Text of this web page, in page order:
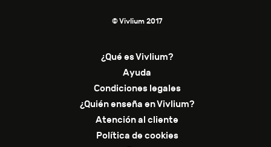
© Vivlium 2017
¿Qué es Vivlium?
Ayuda
Condiciones legales
¿Quién enseña en Vivlium?
Atención al cliente
Política de cookies